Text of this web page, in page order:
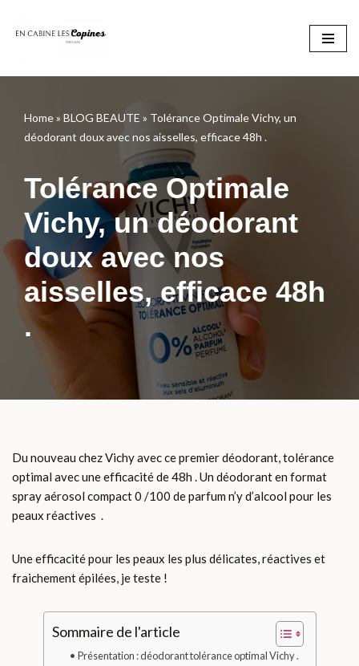
Home» BLOG BEAUTE » Tolérance Optimale Vichy, un
déodorant doux avec nos aisselles, efficace 48h .
Tolérance Optimale
Vichy, un déodorant
doux avec nos
aisselles, efficace 48h
.
Du nouveau chez Vichy avec ce premier déodorant, tolérance
optimal avec une efficacité de 48h . Un déodorant en format
spray aérosol compact 0 /100 de parfum n’y d’alcool pour les
peaux réactives .
Une efficacité pour les peaux les plus délicates, réactives et
fraichement épilées, je teste !
Sommaire de l'article
Présentation : déodorant tolérance optimal Vichy .